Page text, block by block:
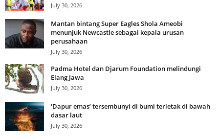
July 30, 2026
Mantan bintang Super Eagles Shola Ameobi
menunjuk Newcastle sebagai kepala urusan
perusahaan
July 30, 2026
Padma Hotel dan Djarum Foundation melindungi
Elang Jawa
July 30, 2026
‘Dapur emas’ tersembunyi di bumi terletak di bawah
dasar laut
July 30, 2026